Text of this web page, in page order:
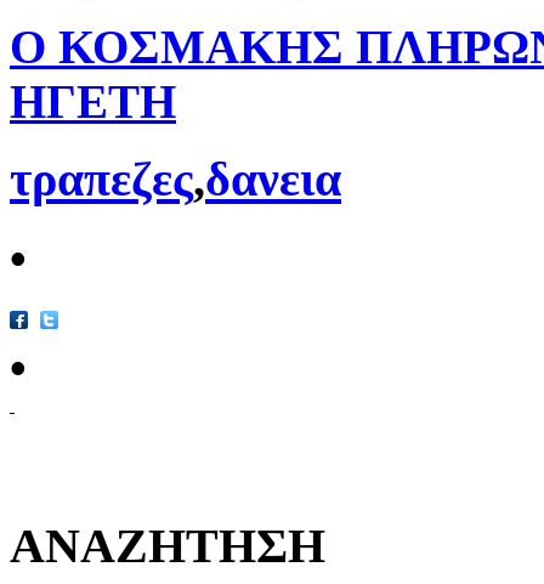
Ο ΚΟΣΜΑΚΗΣ
ΗΓΕΤΗ
τραπεζες,δανεια
•
•
ΑΝΑΖΗΤΗΣΗ